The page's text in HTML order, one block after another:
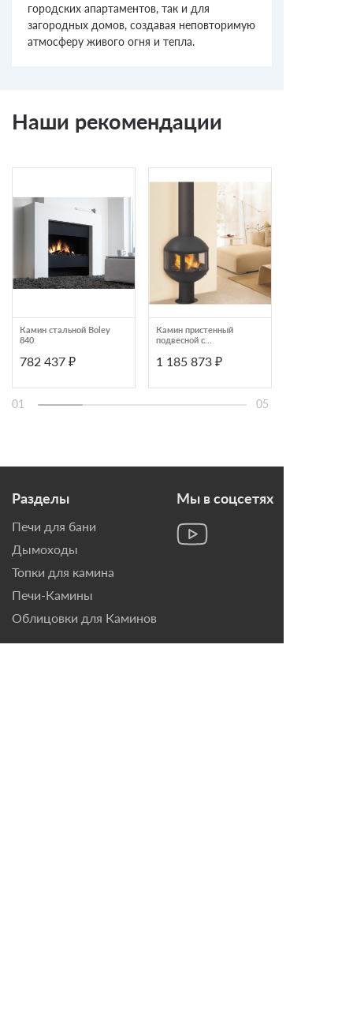
городских апартаментов, так и для
загородных домов, создавая неповторимую
атмосферу живого огня и тепла.
Наши рекомендации
Камин стальной Boley
840
782 437 ₽
Камин пристенный
подвесной с
Focus Edofocus 631
1 185 873 ₽
01 05
Разделы
Печи для бани
Дымоходы
Топки для камина
Печи-Камины
Облицовки для Каминов
Мы в соцсетях